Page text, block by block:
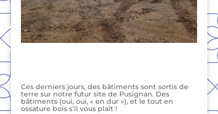
Ces derniers jours, des bâtiments sont sortis de
terre sur notre futur site de Pusignan. Des
bâtiments (oui, oui, « en dur »), et le tout en
ossature bois s’il vous plaît !